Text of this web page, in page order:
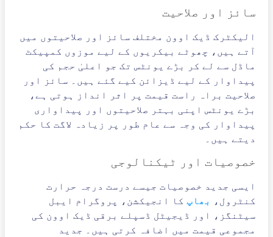
سائز اور صلاحیت
الیکٹرک ڈیک اوون مختلف سائز اور صلاحیتوں میں
آتے ہیں، چھوٹے بیکریوں کے لیے موزوں کمپیکٹ
ماڈل سے لے کر بڑے یونٹس تک جو اعلیٰ حجم کی
پیداوار کے لیے ڈیزائن کیے گئے ہیں۔ سائز اور
صلاحیت براہ راست قیمت پر اثر انداز ہوتی ہے،
بڑے یونٹس اپنی بہتر صلاحیتوں اور پیداواری
پیداوار کی وجہ سے عام طور پر زیادہ لاگت کا حکم
دیتے ہیں۔
خصوصیات اور ٹیکنالوجی
ایسی جدید خصوصیات جیسے درست درجہ حرارت
کنٹرول، بھاپ کا انجیکشن، پروگرام ایبل
سیٹنگز، اور ڈیجیٹل ڈسپلے برقی ڈیک اوون کی
مجموعی قیمت میں اضافہ کرتی ہیں۔ جدید